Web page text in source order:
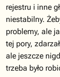
rejestru i inne
niestabilny.
problemy, ale
tej pory,
ale jeszcze
trzeba było